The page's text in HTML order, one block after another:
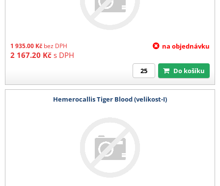
1 935.00 Kč bez DPH
2 167.20 Kč s DPH
na objednávku
Do košíku
Hemerocallis Tiger Blood (velikost-I)